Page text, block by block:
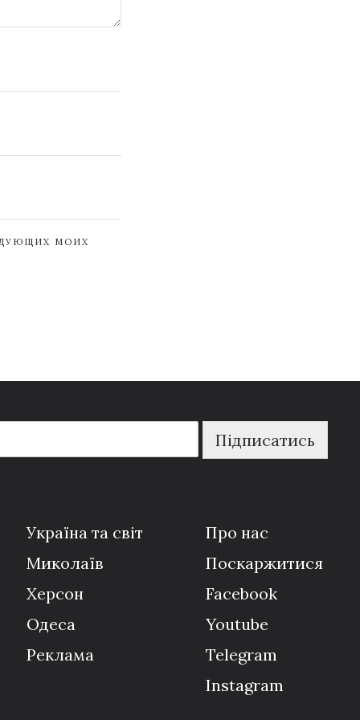
МОИХ
Підписатись
Україна та світ
Миколаїв
Херсон
Одеса
Реклама
Про нас
Поскаржитися
Facebook
Youtube
Telegram
Instagram